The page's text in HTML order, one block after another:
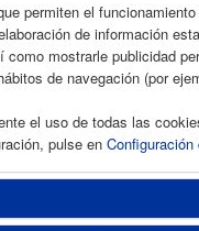
permiten el
de información
mostrarle publicidad
de navegación (por
el uso de todas las
pulse en